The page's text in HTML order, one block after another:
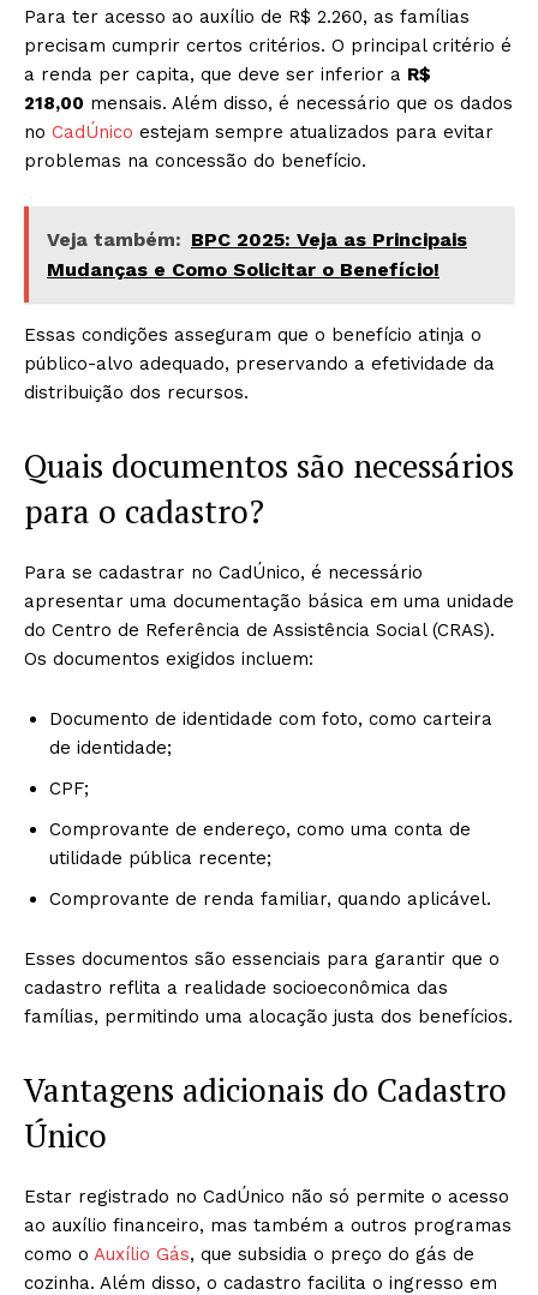
Para ter acesso ao auxílio de R$ 2.260, as famílias
precisam cumprir certos critérios. O principal critério é
a renda per capita, que deve ser inferior a R$
218,00 mensais. Além disso, é necessário que os dados
no CadÚnico estejam sempre atualizados para evitar
problemas na concessão do benefício.
Veja também: BPC 2025: Veja as Principais
Mudanças e Como Solicitar o Benefício!
Essas condições asseguram que o benefício atinja o
público-alvo adequado, preservando a efetividade da
distribuição dos recursos.
Quais documentos são necessários
para o cadastro?
Para se cadastrar no CadÚnico, é necessário
apresentar uma documentação básica em uma unidade
do Centro de Referência de Assistência Social (CRAS).
Os documentos exigidos incluem:
Documento de identidade com foto, como carteira
de identidade;
CPF;
Comprovante de endereço, como uma conta de
utilidade pública recente;
Comprovante de renda familiar, quando aplicável.
Esses documentos são essenciais para garantir que o
cadastro reflita a realidade socioeconômica das
famílias, permitindo uma alocação justa dos benefícios.
Vantagens adicionais do Cadastro
Único
Estar registrado no CadÚnico não só permite o acesso
ao auxílio financeiro, mas também a outros programas
como o Auxílio Gás, que subsidia o preço do gás de
cozinha. Além disso, o cadastro facilita o ingresso em